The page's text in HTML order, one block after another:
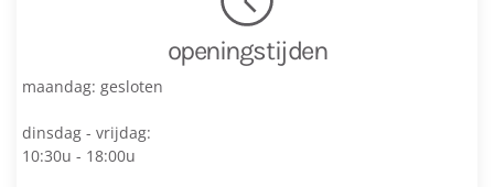
openingstijden
maandag: gesloten
dinsdag - vrijdag:
10:30u - 18:00u